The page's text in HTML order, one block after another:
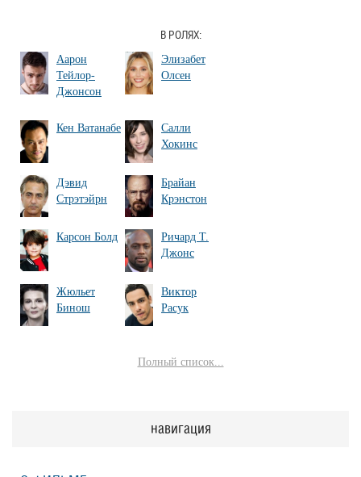
В РОЛЯХ:
Аарон
Тейлор-
Джонсон
Элизабет
Олсен
Кен Ватанабе
Салли
Хокинс
Дэвид
Стрэтэйрн
Брайан
Крэнстон
Карсон Болд
Ричард Т.
Джонс
Жюльет
Бинош
Виктор
Расук
Полный список...
навигация